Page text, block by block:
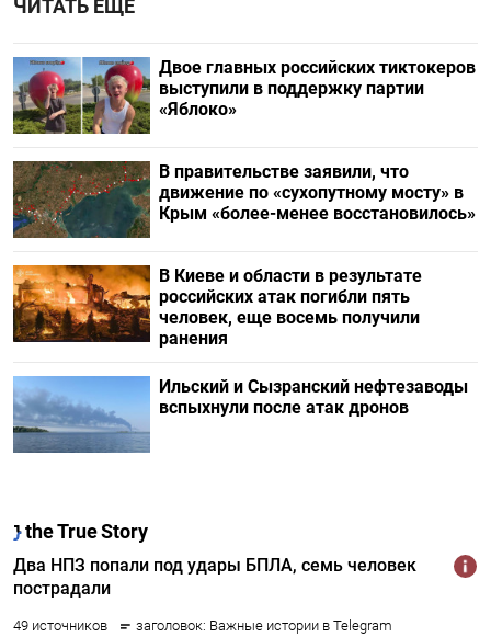
ЧИТАТЬ ЕЩЕ
Двое главных российских тиктокеров
выступили в поддержку партии
«Яблоко»
В правительстве заявили, что
движение по «сухопутному мосту» в
Крым «более-менее восстановилось»
В Киеве и области в результате
российских атак погибли пять
человек, еще восемь получили
ранения
Ильский и Сызранский нефтезаводы
вспыхнули после атак дронов